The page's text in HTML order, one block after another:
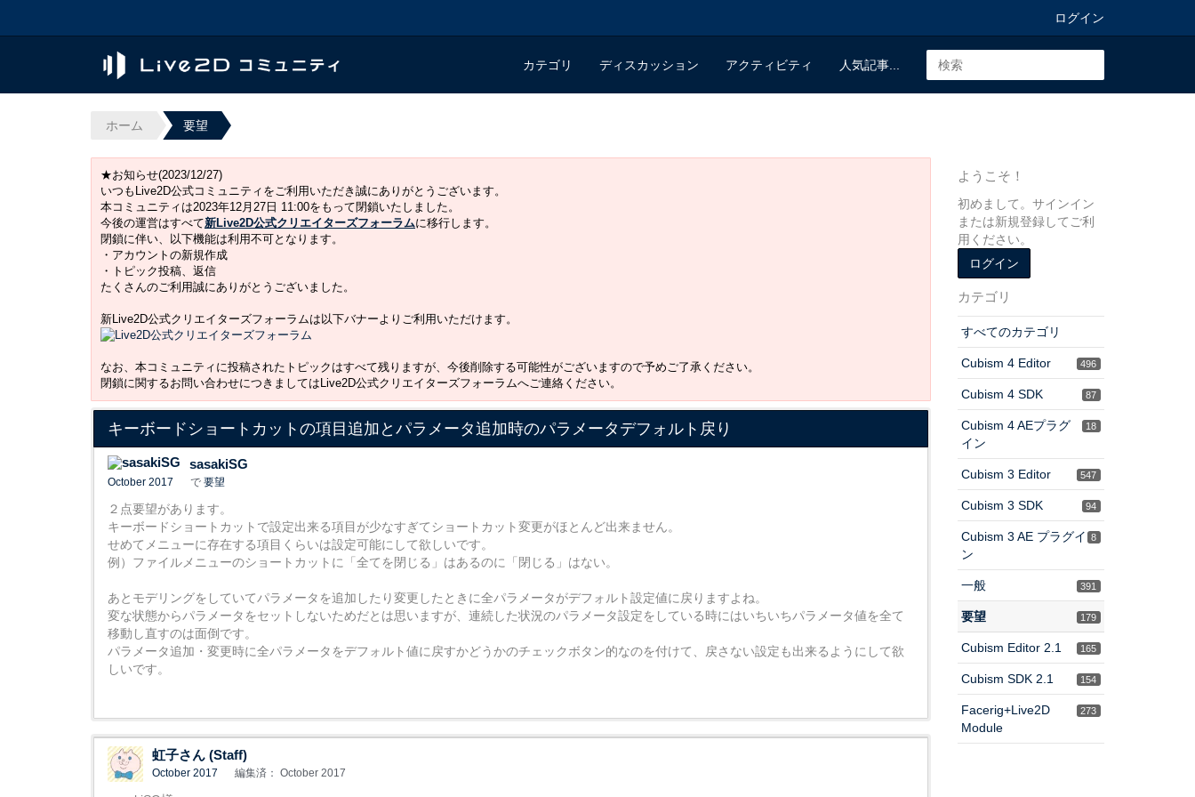
ログイン
カテゴリ ディスカッション アクティビティ 人気記事...
ホーム 要望
★お知らせ(2023/12/27)
いつもLive2D公式コミュニティをご利用いただき誠にありがとうございます。
本コミュニティは2023年12月27日 11:00をもって閉鎖いたしました。
今後の運営はすべて新Live2D公式クリエイターズフォーラムに移行します。
閉鎖に伴い、以下機能は利用不可となります。
・アカウントの新規作成
・トピック投稿、返信
たくさんのご利用誠にありがとうございました。
新Live2D公式クリエイターズフォーラムは以下バナーよりご利用いただけます。
なお、本コミュニティに投稿されたトピックはすべて残りますが、今後削除する可能性がございますので予めご了承ください。
閉鎖に関するお問い合わせにつきましてはLive2D公式クリエイターズフォーラムへご連絡ください。
キーボードショートカットの項目追加とパラメータ追加時のパラメータデフォルト戻り
sasakiSG
October 2017 で 要望
２点要望があります。
キーボードショートカットで設定出来る項目が少なすぎてショートカット変更がほとんど出来ません。
せめてメニューに存在する項目くらいは設定可能にして欲しいです。
例）ファイルメニューのショートカットに「全てを閉じる」はあるのに「閉じる」はない。
あとモデリングをしていてパラメータを追加したり変更したときに全パラメータがデフォルト設定値に戻りますよね。
変な状態からパラメータをセットしないためだとは思いますが、連続した状況のパラメータ設定をしている時にはいちいちパラメータ値を全て
移動し直すのは面倒です。
パラメータ追加・変更時に全パラメータをデフォルト値に戻すかどうかのチェックボタン的なのを付けて、戻さない設定も出来るようにして欲
しいです。
虹子さん (Staff)
October 2017 編集済： October 2017
ようこそ！
初めまして。サインイン
または新規登録してご利
用ください。
ログイン
カテゴリ
すべてのカテゴリ
496
Cubism 4 Editor
87
Cubism 4 SDK
18
Cubism 4 AEプラグ
イン
547
Cubism 3 Editor
94
Cubism 3 SDK
8
Cubism 3 AE プラグイ
ン
391
一般
179
要望
165
Cubism Editor 2.1
154
Cubism SDK 2.1
273
Facerig+Live2D
Module